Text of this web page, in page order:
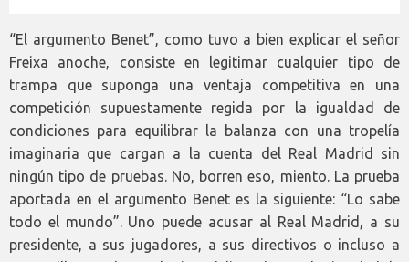
“El argumento Benet”, como tuvo a bien explicar el señor
Freixa anoche, consiste en legitimar cualquier tipo de
trampa que suponga una ventaja competitiva en una
competición supuestamente regida por la igualdad de
condiciones para equilibrar la balanza con una tropelía
imaginaria que cargan a la cuenta del Real Madrid sin
ningún tipo de pruebas. No, borren eso, miento. La prueba
aportada en el argumento Benet es la siguiente: “Lo sabe
todo el mundo”. Uno puede acusar al Real Madrid, a su
presidente, a sus jugadores, a sus directivos o incluso a